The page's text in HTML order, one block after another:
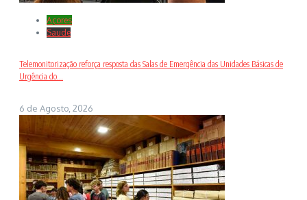
Açores
Saude
Telemonitorização reforça resposta das Salas de Emergência das Unidades Básicas de
Urgência do...
6 de Agosto, 2026